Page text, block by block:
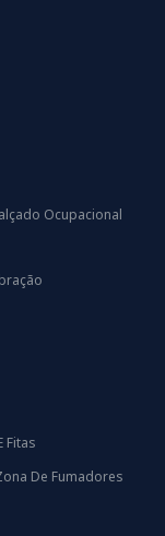
Ocupacional
Fitas
De Fumadores